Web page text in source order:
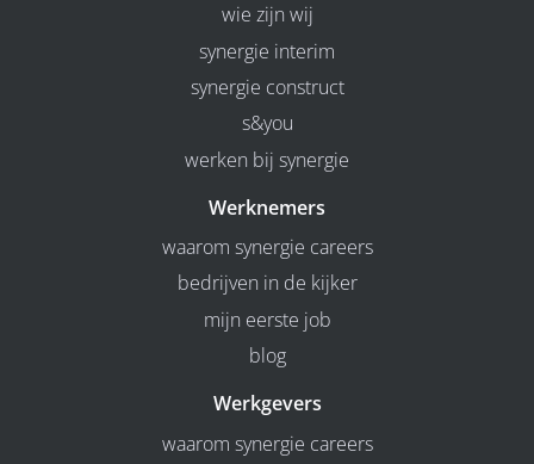
wie zijn wij
synergie interim
synergie construct
s&you
werken bij synergie
Werknemers
waarom synergie careers
bedrijven in de kijker
mijn eerste job
blog
Werkgevers
waarom synergie careers